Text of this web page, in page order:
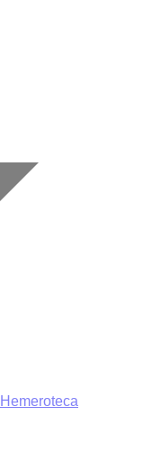
Hemeroteca